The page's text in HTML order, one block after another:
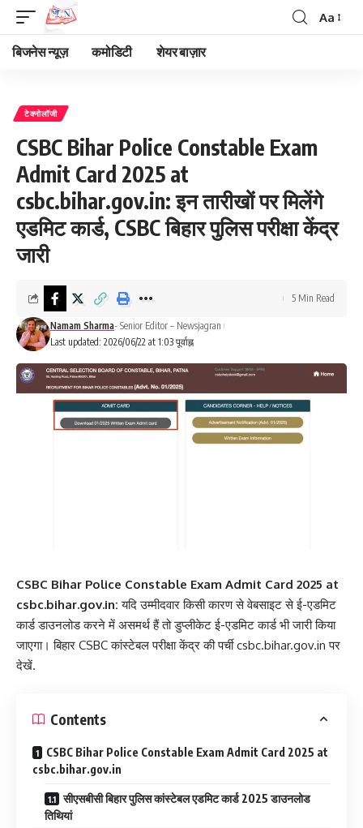
Font
Aa
बिजनेस न्यूज़ कमोडिटी शेयर बाज़ार
टेक्नोलॉजी
CSBC Bihar Police Constable Exam
Admit Card 2025 at
csbc.bihar.gov.in: इन तारीखों पर मिलेंगे
एडमिट कार्ड, CSBC बिहार पुलिस परीक्षा केंद्र
जारी
Last updated: 2026/06/22 at 1:03 पूर्वाह्न
Namam Sharma- Senior Editor – Newsjagran
5 Min Read
CSBC Bihar Police Constable Exam Admit Card 2025 at
csbc.bihar.gov.in: यदि उम्मीदवार किसी कारण से वेबसाइट से ई-एडमिट
कार्ड डाउनलोड करने में असमर्थ हैं तो डुप्लीकेट ई-एडमिट कार्ड भी जारी किया
जाएगा। बिहार CSBC कांस्टेबल परीक्षा केंद्र की पर्चीcsbc.bihar.gov.in पर
देखें.
Contents
CSBC Bihar Police Constable Exam Admit Card 2025 at
csbc.bihar.gov.in
सीएसबीसी बिहार पुलिस कांस्टेबल एडमिट कार्ड 2025 डाउनलोड
तिथियां